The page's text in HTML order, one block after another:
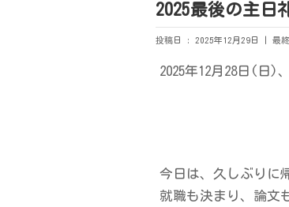
2025最後の主日
投稿日 : 2025年12月29日 最
2025年12月28日(日)
今日は、久しぶりに
就職も決まり、論文